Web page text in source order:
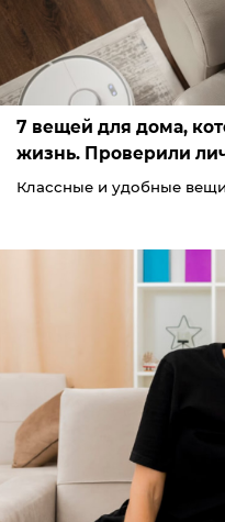
7 вещей для дома,
жизнь. Проверили
Классные и удобные